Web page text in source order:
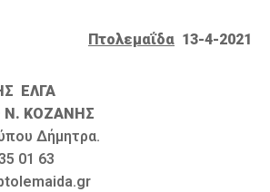
Πτολεμαΐδα 13-4-2021
ΕΛΓΑ
Ν. ΚΟΖΑΝΗΣ
Δήμητρα.
01 63